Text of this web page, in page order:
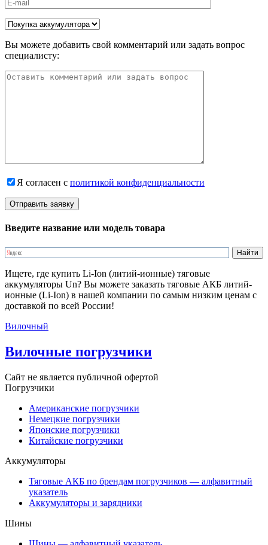
Вы можете добавить свой комментарий или задать вопрос
специалисту:
Я согласен с политикой конфиденциальности
Введите название или модель товара
Ищете, где купить Li-Ion (литий-ионные) тяговые
аккумуляторы Un? Вы можете заказать тяговые АКБ литий-
ионные (Li-Ion) в нашей компании по самым низким ценам с
доставкой по всей России!
Вилочный
Вилочные погрузчики
Сайт не является публичной офертой
Погрузчики
Американские погрузчики
Немецкие погрузчики
Японские погрузчики
Китайские погрузчики
Аккумуляторы
Тяговые АКБ по брендам погрузчиков — алфавитный
указатель
Аккумуляторы и зарядники
Шины